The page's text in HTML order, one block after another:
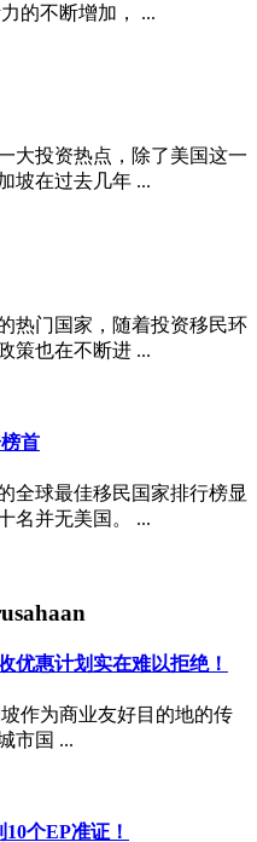
的不断增加， ...
大投资热点，除了美国这一
坡在过去几年 ...
热门国家，随着投资移民环
策也在不断进 ...
首
全球最佳移民国家排行榜显
名并无美国。 ...
优惠计划实在难以拒绝！
作为商业友好目的地的传
市国 ...
个EP准证！